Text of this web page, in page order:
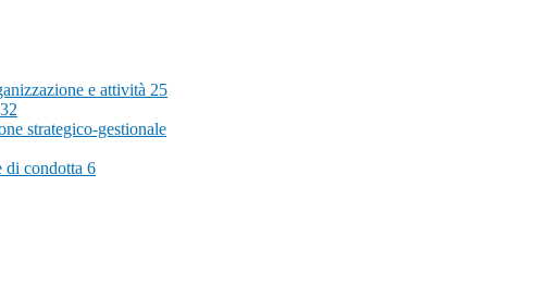
e attività 25
32
strategico-gestionale
di condotta 6